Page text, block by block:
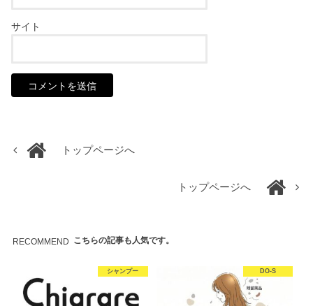
サイト
トップページへ
トップページへ
RECOMMEND こちらの記事も人気です。
シャンプー DO-S